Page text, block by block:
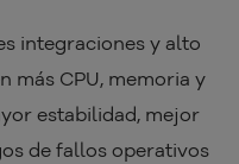
integraciones y alto
más CPU, memoria y
estabilidad, mejor
de fallos operativos